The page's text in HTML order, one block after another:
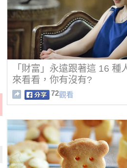
「財富」永遠跟著這 16 種
來看看，你有沒有?
72觀看